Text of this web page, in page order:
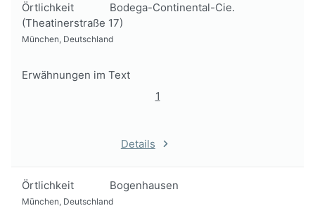
Örtlichkeit
Bodega-Continental-Cie.
(Theatinerstraße 17)
München, Deutschland
Erwähnungen im Text
1
Details
Örtlichkeit Bogenhausen
München, Deutschland